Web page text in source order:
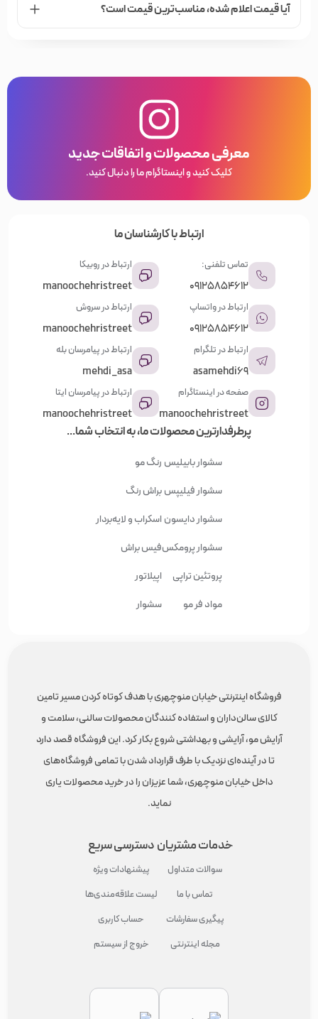
آیا قیمت اعلام شده،‌ مناسب‌ترین قیمت است؟
معرفی محصولات و اتفاقات جدید
کلیک کنید و اینستاگرام ما را دنبال کنید.
ارتباط با کارشناسان ما
تماس تلفنی:
09125854612
ارتباط در واتساپ
09125854612
ارتباط در تلگرام
asamehdi69
صفحه در اینستاگرام
manoochehristreet
ارتباط در روبیکا
manoochehristreet
ارتباط در سروش
manoochehristreet
ارتباط در پیامرسان بله
mehdi_asa
ارتباط در پیامرسان ایتا
manoochehristreet
پرطرفدارترین محصولات ما، به انتخاب شما...
سشوار بابیلیس
سشوار فیلیپس
سشوار دایسون
سشوار پرومکس
پروتئین تراپی
مواد فر مو
رنگ مو
براش رنگ
اسکراب و لایه‌بردار
فیس براش
اپیلاتور
سشوار
فروشگاه اینترنتی خیابان منوچهری با هدف کوتاه کردن مسیر تامین
کالای سالن‌داران و استفاده کنندگان محصولات سالنی، سلامت و
آرایش مو، آرایشی و بهداشتی شروع بکار کرد. این فروشگاه قصد دارد
تا در آینده‌ای نزدیک با طرف قرارداد شدن با تمامی فروشگاه‌های
داخل خیابان منوچهری، شما عزیزان را در خرید محصولات یاری
نماید.
خدمات مشتریان
سوالات متداول
تماس با ما
پیگیری سفارشات
مجله اینترنتی
دسترسی سریع
پیشنهادات ویژه
لیست علاقه‌مندی‌ها
حساب کاربری
خروج از سیستم